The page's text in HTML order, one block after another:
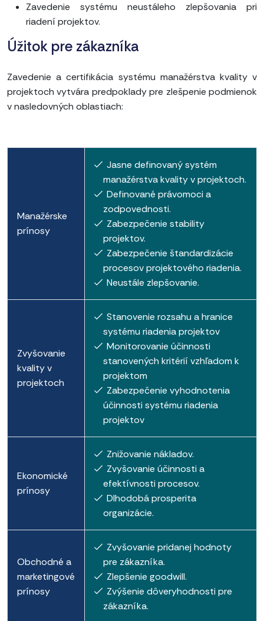
Zavedenie systému neustáleho zlepšovania pri
riadení projektov.
Úžitok pre zákazníka
Zavedenie a certifikácia systému manažérstva kvality v
projektoch vytvára predpoklady pre zlešpenie podmienok
v nasledovných oblastiach:
Manažérske
prínosy
Jasne definovaný systém
manažérstva kvality v projektoch.
Definované právomoci a
zodpovednosti.
Zabezpečenie stability
projektov.
Zabezpečenie štandardizácie
procesov projektového riadenia.
Neustále zlepšovanie.
Zvyšovanie
kvality v
projektoch
Stanovenie rozsahu a hranice
systému riadenia projektov
Monitorovanie účinnosti
stanovených kritérií vzhľadom k
projektom
Zabezpečenie vyhodnotenia
účinnosti systému riadenia
projektov
Ekonomické
prínosy
Znižovanie nákladov.
Zvyšovanie účinnosti a
efektívnosti procesov.
Dlhodobá prosperita
organizácie.
Obchodné a
marketingové
prínosy
Zvyšovanie pridanej hodnoty
pre zákazníka.
Zlepšenie goodwill.
Zvýšenie dôveryhodnosti pre
zákazníka.